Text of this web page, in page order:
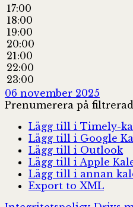
17:00
18:00
19:00
20:00
21:00
22:00
23:00
06 november 2025
Prenumerera på
Lägg till i Timely-
Lägg till i Google
Lägg till i Outlook
Lägg till i Apple
Lägg till i annan
Export to XML